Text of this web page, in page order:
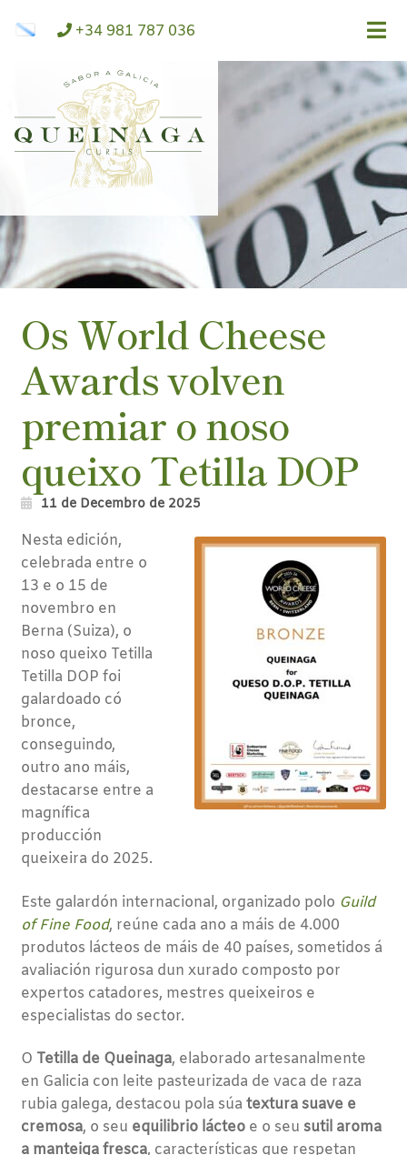
+34 981 787 036
Os World Cheese
Awards volven
premiar o noso
queixo Tetilla DOP
11 de Decembro de 2025
Nesta edición,
celebrada entre o
13 e o 15 de
novembro en
Berna (Suiza), o
noso queixo Tetilla
Tetilla DOP foi
galardoado có
bronce,
conseguindo,
outro ano máis,
destacarse entre a
magnífica
producción
queixeira do 2025.
Este galardón internacional, organizado polo Guild
of Fine Food, reúne cada ano a máis de 4.000
produtos lácteos de máis de 40 países, sometidos á
avaliación rigurosa dun xurado composto por
expertos catadores, mestres queixeiros e
especialistas do sector.
O Tetilla de Queinaga, elaborado artesanalmente
en Galicia con leite pasteurizada de vaca de raza
rubia galega, destacou pola súa textura suave e
cremosa, o seu equilibrio lácteoe o seu sutil aroma
a manteiga fresca, características que respetan